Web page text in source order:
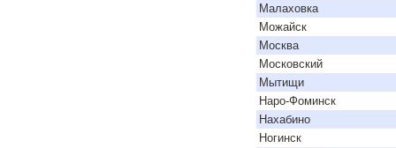
Малаховка
Можайск
Москва
Московский
Мытищи
Наро-Фоминск
Нахабино
Ногинск